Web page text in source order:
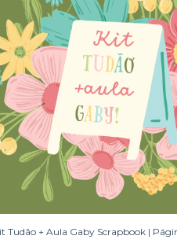
Tudão + Aula Gaby Scrapbook |